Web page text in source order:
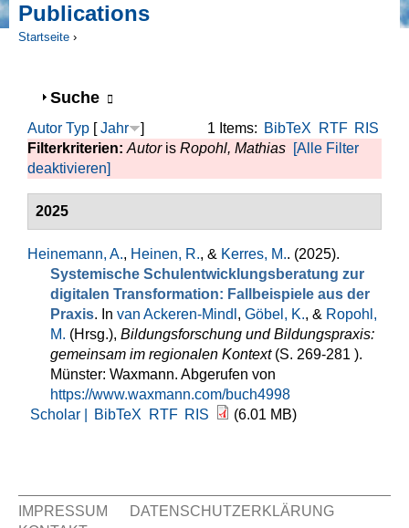
Publications
Startseite ›
Anzeigen
Suche
1 Items: BibTeX RTF RIS
Autor Typ [Jahr
]
Filterkriterien: Autoris Ropohl, Mathias [Alle Filter
deaktivieren]
2025
Heinemann, A., Heinen, R., & Kerres, M.. (2025).
Systemische Schulentwicklungsberatung zur
digitalen Transformation: Fallbeispiele aus der
Praxis. In van Ackeren-Mindl , Göbel, K., & Ropohl,
M. (Hrsg.), Bildungsforschung und Bildungspraxis:
gemeinsam im regionalen Kontext(S. 269-281 ).
Münster: Waxmann. Abgerufen von
https://www.waxmann.com/buch4998
Scholar |
BibTeX RTF RIS (6.01 MB)
IMPRESSUM
DATENSCHUTZERKLÄRUNG